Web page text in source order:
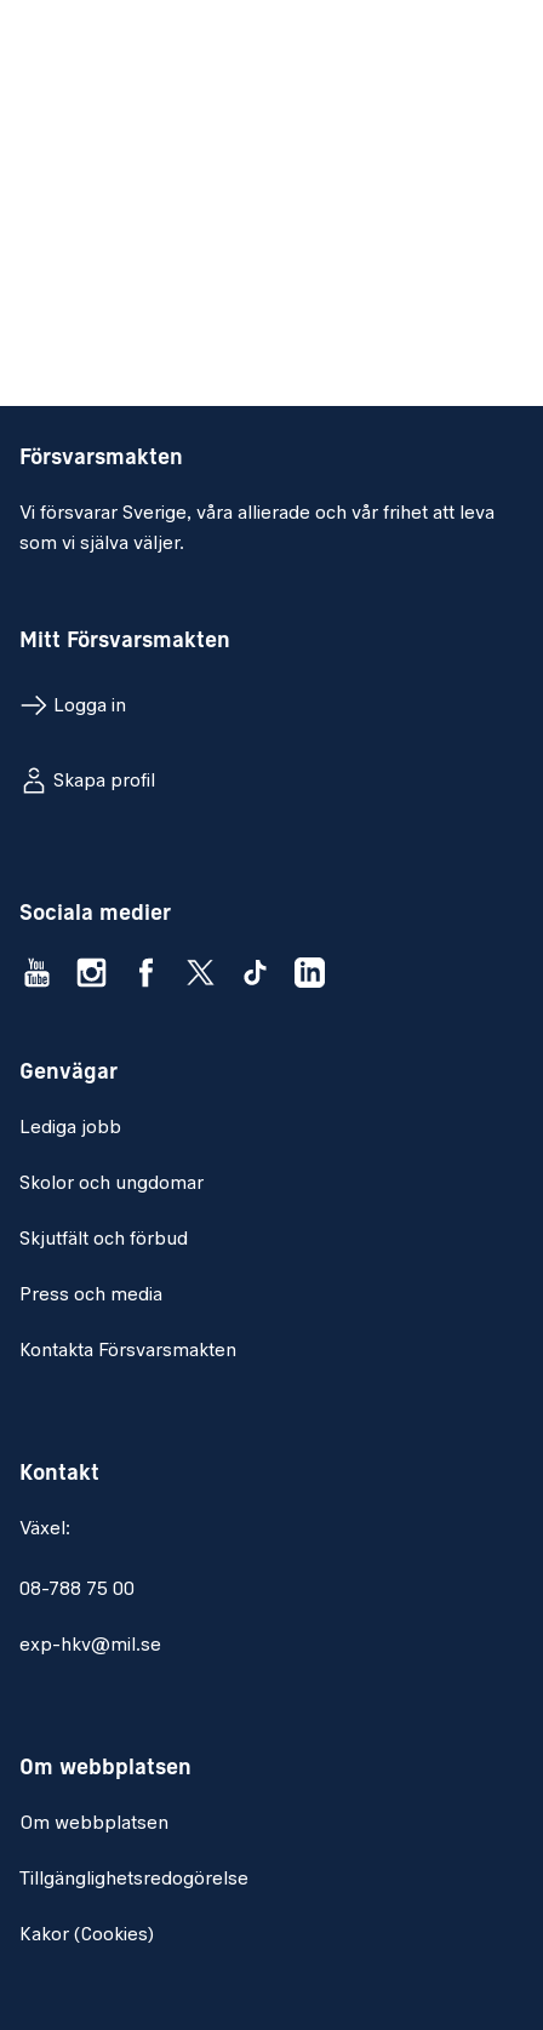
Försvarsmakten
Vi försvarar Sverige, våra allierade och vår frihet att leva
som vi själva väljer.
Mitt Försvarsmakten
Logga in
Skapa profil
Sociala medier
Genvägar
Lediga jobb
Skolor och ungdomar
Skjutfält och förbud
Press och media
Kontakta Försvarsmakten
Kontakt
Växel:
08-788 75 00
exp-hkv@mil.se
Om webbplatsen
Om webbplatsen
Tillgänglighetsredogörelse
Kakor (Cookies)